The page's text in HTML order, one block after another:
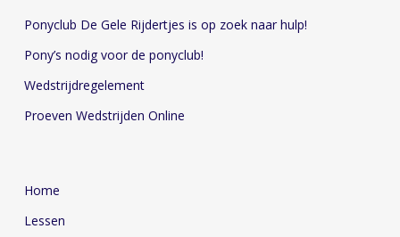
Ponyclub De Gele Rijdertjes is op zoek naar hulp!
Pony’s nodig voor de ponyclub!
Wedstrijdregelement
Proeven Wedstrijden Online
Home
Lessen